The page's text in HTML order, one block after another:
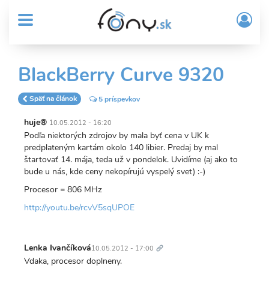
obsah
MENU
Sub
Header
menu
User
account
menu
/
BlackBerry Curve 9320
Späť na článok 5 príspevkov
huje® 10.05.2012 - 16:20
Podľa niektorých zdrojov by mala byť cena v UK k
predplateným kartám okolo 140 libier. Predaj by mal
štartovať 14. mája, teda už v pondelok. Uvidíme (aj ako to
bude u nás, kde ceny nekopírujú vyspelý svet) :-)
Procesor = 806 MHz
http://youtu.be/rcvV5sqUPOE
Lenka Ivančíková10.05.2012 - 17:00 odkaz
Vdaka, procesor doplneny.